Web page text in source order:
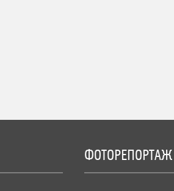
ФОТОРЕПОРТАЖ